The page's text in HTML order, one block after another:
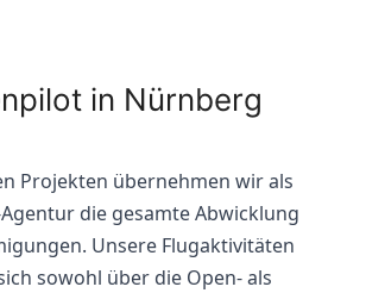
in Nürnberg
Projekten übernehmen wir als
Agentur die gesamte Abwicklung
Unsere Flugaktivitäten
sowohl über die Open- als